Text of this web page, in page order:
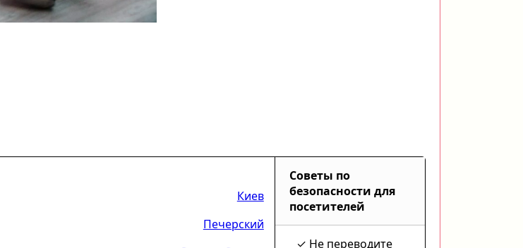
Киев
Печерский
Советы по
безопасности для
посетителей
Не переводите